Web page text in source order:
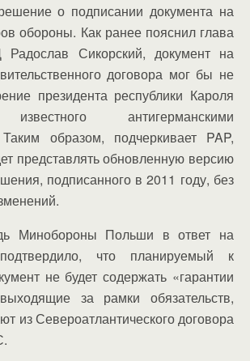
о подписании документа на
обороны. Как ранее пояснил глава
Радослав Сикорский, документ на
договора мог бы не
президента республики Кароля
антигерманскими
образом, подчеркивает PAP,
представлять обновленную версию
подписанного в 2011 году, без
Минобороны Польши в ответ на
что планируемый к
не будет содержать «гарантии
за рамки обязательств,
из Североатлантического договора